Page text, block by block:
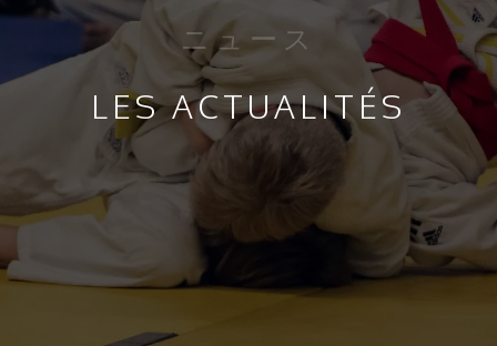
ニュース
LES ACTUALITÉS